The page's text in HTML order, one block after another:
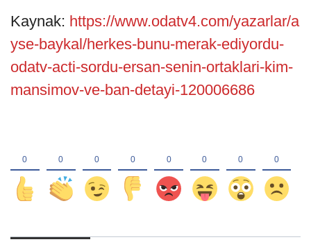
Kaynak: https://www.odatv4.com/yazarlar/a
yse-baykal/herkes-bunu-merak-ediyordu-
odatv-acti-sordu-ersan-senin-ortaklari-kim-
mansimov-ve-ban-detayi-120006686